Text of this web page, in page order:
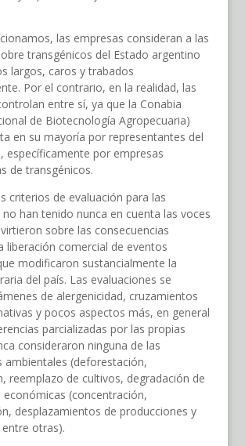
las empresas consideran a las
transgénicos del Estado argentino
largos, caros y trabados
Por el contrario, en la realidad, las
entre sí, ya que la Conabia
de Biotecnología Agropecuaria)
en su mayoría por representantes del
específicamente por empresas
de transgénicos.
criterios de evaluación para las
han tenido nunca en cuenta las voces
sobre las consecuencias
liberación comercial de eventos
modificaron sustancialmente la
del país. Las evaluaciones se
de alergenicidad, cruzamientos
y pocos aspectos más, en general
parcializadas por las propias
consideraron ninguna de las
ambientales (deforestación,
reemplazo de cultivos, degradación de
económicas (concentración,
desplazamientos de producciones y
otras).